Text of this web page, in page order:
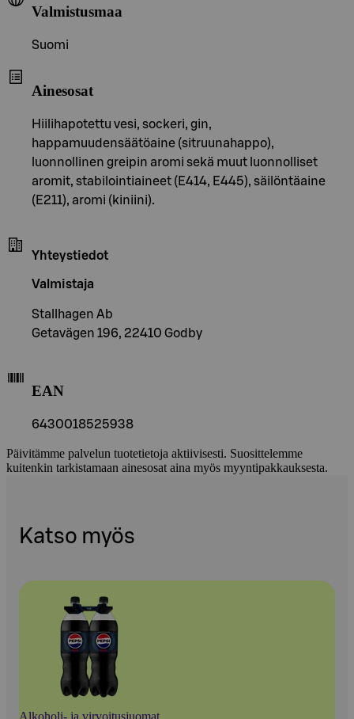
Valmistusmaa
Suomi
Ainesosat
Hiilihapotettu vesi, sockeri, gin,
happamuudensäätöaine (sitruunahappo),
luonnollinen greipin aromi sekä muut luonnolliset
aromit, stabilointiaineet (E414, E445), säilöntäaine
(E211), aromi (kiniini).
Yhteystiedot
Valmistaja
Stallhagen Ab
Getavägen 196, 22410 Godby
EAN
6430018525938
Päivitämme palvelun tuotetietoja aktiivisesti. Suosittelemme
kuitenkin tarkistamaan ainesosat aina myös myyntipakkauksesta.
Katso myös
Alkoholi- ja virvoitusjuomat